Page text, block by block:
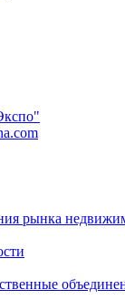
рынка